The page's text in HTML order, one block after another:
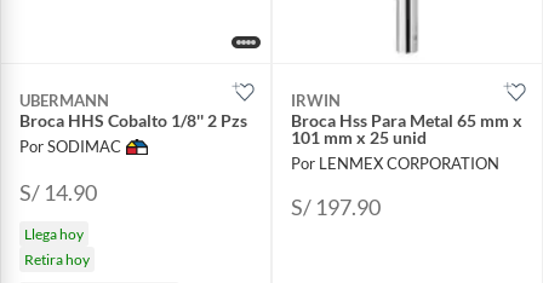
UBERMANN
Broca HHS Cobalto 1/8'' 2 Pzs
Por SODIMAC
S/ 14.90
Llega hoy
Retira hoy
IRWIN
Broca Hss Para Metal 65 mm x
101 mm x 25 unid
Por LENMEX CORPORATION
S/ 197.90